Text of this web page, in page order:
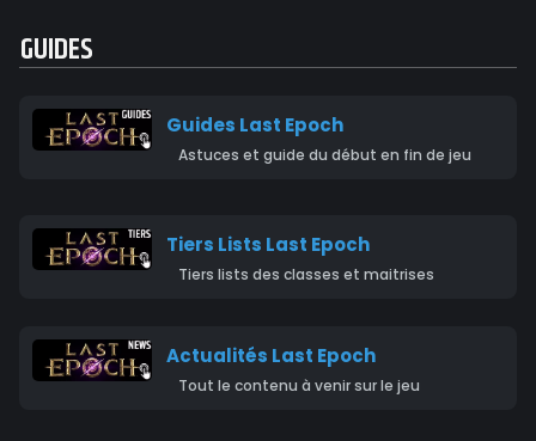
GUIDES
Guides Last Epoch
Astuces et guide du début en fin de jeu
Tiers Lists Last Epoch
Tiers lists des classes et maitrises
Actualités Last Epoch
Tout le contenu à venir sur le jeu